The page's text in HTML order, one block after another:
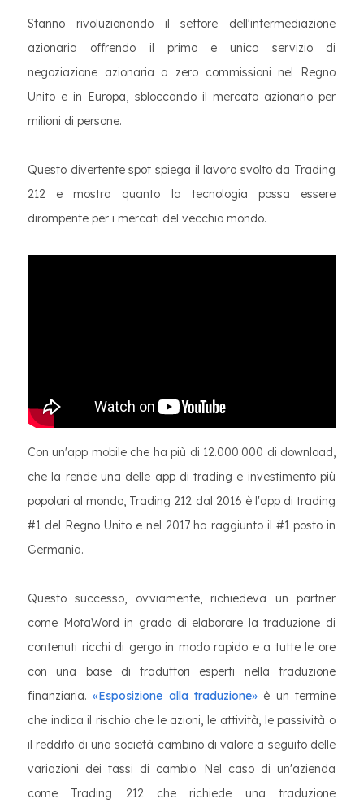
Stanno rivoluzionando il settore dell'intermediazione
azionaria offrendo il primo e unico servizio di
negoziazione azionaria a zero commissioni nel Regno
Unito e in Europa, sbloccando il mercato azionario per
milioni di persone.
Questo divertente spot spiega il lavoro svolto da Trading
212 e mostra quanto la tecnologia possa essere
dirompente per i mercati del vecchio mondo.
Con un'app mobile che ha più di 12.000.000 di download,
che la rende una delle app di trading e investimento più
popolari al mondo, Trading 212 dal 2016 è l'app di trading
#1 del Regno Unito e nel 2017 ha raggiunto il #1 posto in
Germania.
Questo successo, ovviamente, richiedeva un partner
come MotaWord in grado di elaborare la traduzione di
contenuti ricchi di gergo in modo rapido e a tutte le ore
con una base di traduttori esperti nella traduzione
finanziaria.«Esposizione alla traduzione» è un termine
che indica il rischio che le azioni, le attività, le passività o
il reddito di una società cambino di valore a seguito delle
variazioni dei tassi di cambio. Nel caso di un'azienda
come Trading 212 che richiede una traduzione